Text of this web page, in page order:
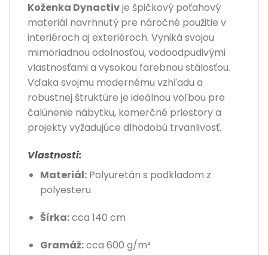
Koženka Dynactivje špičkový poťahový
materiál navrhnutý pre náročné použitie v
interiéroch aj exteriéroch. Vyniká svojou
mimoriadnou odolnosťou, vodoodpudivými
vlastnosťami a vysokou farebnou stálosťou.
Vďaka svojmu modernému vzhľadu a
robustnej štruktúre je ideálnou voľbou pre
čalúnenie nábytku, komerčné priestory a
projekty vyžadujúce dlhodobú trvanlivosť.
Vlastnosti:
Materiál:Polyuretán s podkladom z
polyesteru
Šírka:cca 140 cm
Gramáž:cca 600 g/m²